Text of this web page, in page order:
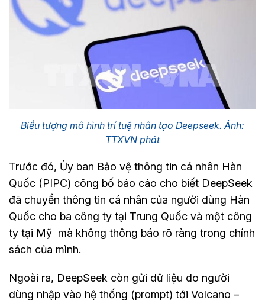
Biểu tượng mô hình trí tuệ nhân tạo Deepseek. Ảnh:
TTXVN phát
Trước đó, Ủy ban Bảo vệ thông tin cá nhân Hàn
Quốc (PIPC) công bố báo cáo cho biết DeepSeek
đã chuyển thông tin cá nhân của người dùng Hàn
Quốc cho ba công ty tại Trung Quốc và một công
ty tại Mỹ mà không thông báo rõ ràng trong chính
sách của mình.
Ngoài ra, DeepSeek còn gửi dữ liệu do người
dùng nhập vào hệ thống (prompt) tới Volcano –